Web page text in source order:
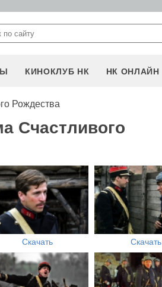
КИНОКЛУБ НК НК ОНЛАЙН
Рождества
Счастливого
Скачать Скачать